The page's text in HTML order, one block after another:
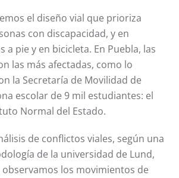
el diseño vial que prioriza
con discapacidad, y en
a pie y en bicicleta. En Puebla, las
las más afectadas, como lo
la Secretaría de Movilidad de
escolar de 9 mil estudiantes: el
Normal del Estado.
de conflictos viales, según una
de la universidad de Lund,
observamos los movimientos de